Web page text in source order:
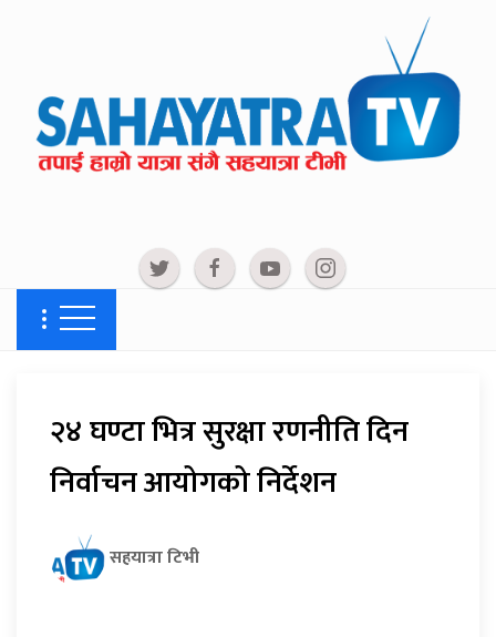
२४ घण्टा भित्र सुरक्षा रणनीति दिन
निर्वाचन आयोगको निर्देशन
सहयात्रा टिभी